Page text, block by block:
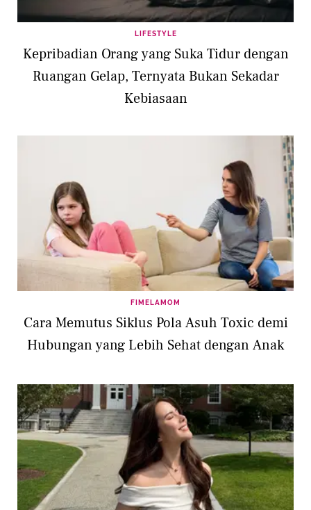
LIFESTYLE
Kepribadian Orang yang Suka Tidur dengan
Ruangan Gelap, Ternyata Bukan Sekadar
Kebiasaan
FIMELAMOM
Cara Memutus Siklus Pola Asuh Toxic demi
Hubungan yang Lebih Sehat dengan Anak